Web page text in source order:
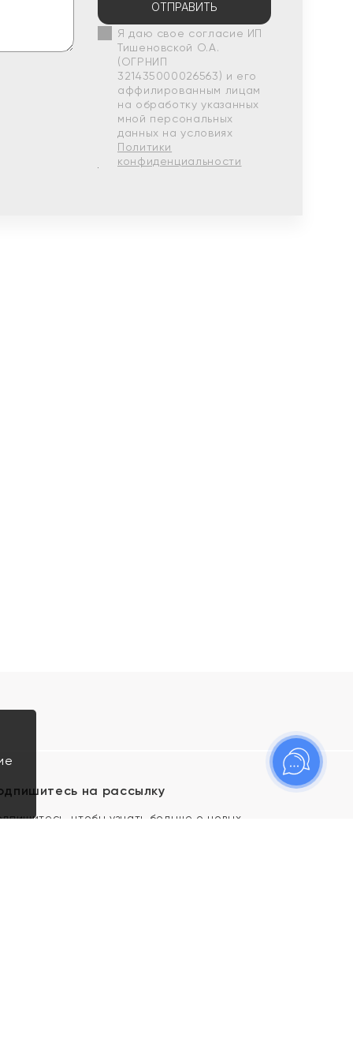
ОТПРАВИТЬ
Я даю свое согласие ИП
Тишеновской О.А.
(ОГРНИП
321435000026563) и его
аффилированным лицам
на обработку указанных
мной персональных
данных на условиях
Политики
конфиденциальности
на рассылку
чтобы узнать больше о новых